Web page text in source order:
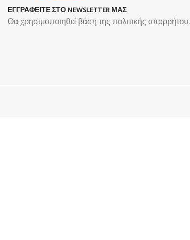
ΕΓΓΡΑΦΕΙΤΕ ΣΤΟ NEWSLETTER ΜΑΣ
Θα χρησιμοποιηθεί βάση της πολιτικής απορρήτου.